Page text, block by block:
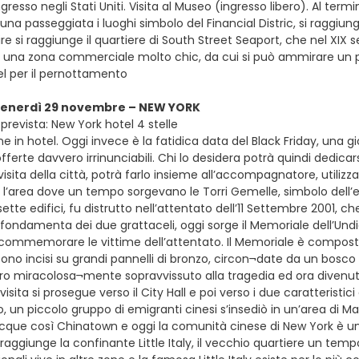
negli Stati Uniti. Visita al Museo (ingresso libero). Al
passeggiata i luoghi simbolo del Financial Distric, si
si raggiunge il quartiere di South Street Seaport, che nel XIX
zona commerciale molto chic, da cui si può ammirare un
per il pernottamento
29 novembre – NEW YORK
New York hotel 4 stelle
in hotel. Oggi invece è la fatidica data del Black Friday, una
davvero irrinunciabili. Chi lo desidera potrà quindi
della città, potrà farlo insieme all’accompagnatore,
dove un tempo sorgevano le Torri Gemelle, simbolo
edifici, fu distrutto nell’attentato dell’11 Settembre 2001,
dei due grattaceli, oggi sorge il Memoriale
le vittime dell’attentato. Il Memoriale è
incisi su grandi pannelli di bronzo, circon¬date da un
miracolosa¬mente sopravvissuto alla tragedia ed ora
si prosegue verso il City Hall e poi verso i due
un piccolo gruppo di emigranti cinesi s’insediò in un’area di
così Chinatown e oggi la comunità cinese di New York è
la confinante Little Italy, il vecchio quartiere un